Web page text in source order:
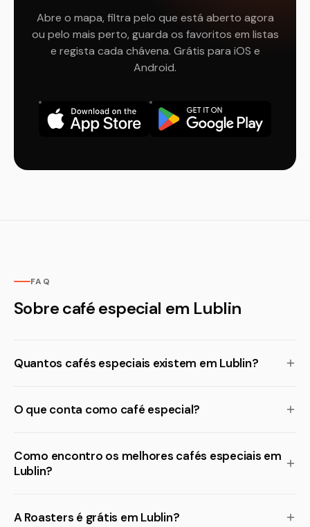
Abre o mapa, filtra pelo que está aberto agora
ou pelo mais perto, guarda os favoritos em listas
e regista cada chávena. Grátis para iOS e
Android.
FAQ
Sobre café especial em Lublin
Quantos cafés especiais existem em Lublin?
O que conta como café especial?
Como encontro os melhores cafés especiais em
Lublin?
A Roasters é grátis em Lublin?